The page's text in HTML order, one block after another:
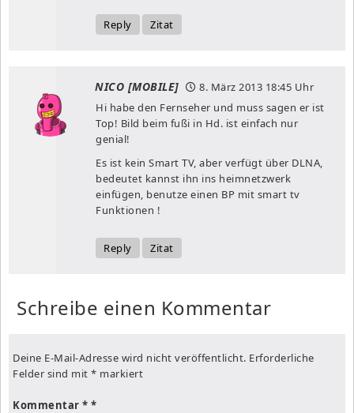
Reply Zitat
NICO [MOBILE] 8. März 2013 18:45 Uhr
Hi habe den Fernseher und muss sagen er ist
Top! Bild beim fußi in Hd. ist einfach nur
genial!
Es ist kein Smart TV, aber verfügt über DLNA,
bedeutet kannst ihn ins heimnetzwerk
einfügen, benutze einen BP mit smart tv
Funktionen !
Reply Zitat
Schreibe einen Kommentar
Deine E-Mail-Adresse wird nicht veröffentlicht. Erforderliche
Felder sind mit * markiert
Kommentar *